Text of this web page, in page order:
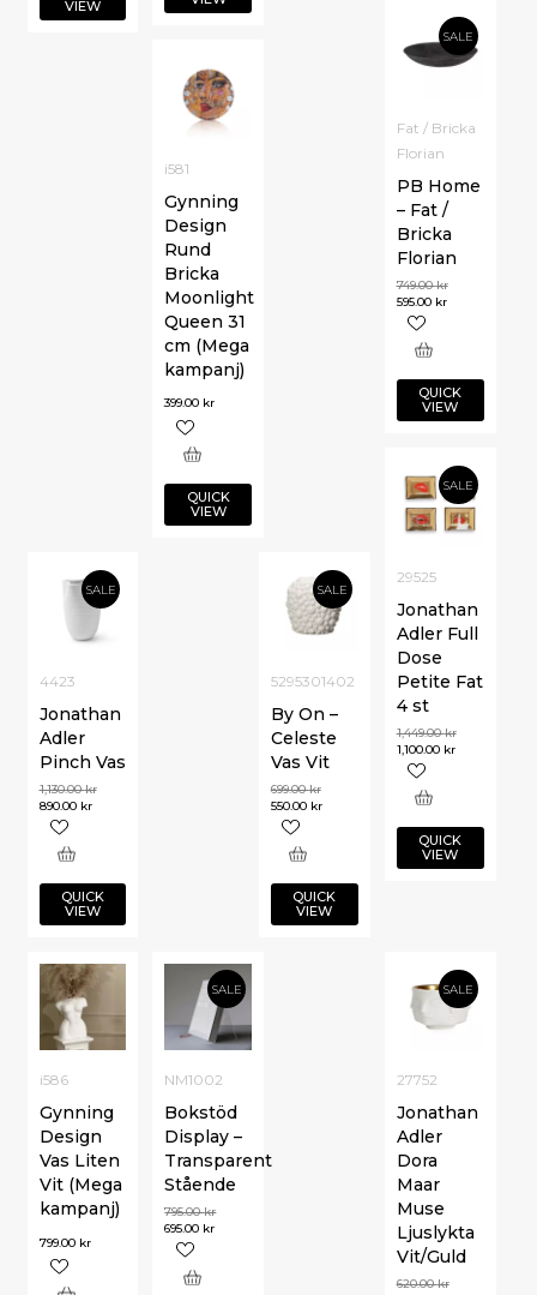
VIEW
SALE
Fat / Bricka
Florian
PB Home
– Fat /
Bricka
Florian
749.00kr
595.00 kr
QUICK
VIEW
i581
Gynning
Design
Rund
Bricka
Moonlight
Queen 31
cm (Mega
kampanj)
399.00 kr
QUICK
VIEW
SALE
29525
Jonathan
Adler Full
Dose
Petite Fat
4 st
1,449.00kr
1,100.00 kr
QUICK
VIEW
SALE
4423
Jonathan
Adler
Pinch Vas
1,130.00kr
890.00 kr
QUICK
VIEW
SALE
5295301402
By On –
Celeste
Vas Vit
699.00kr
550.00 kr
QUICK
VIEW
i586
Gynning
Design
Vas Liten
Vit (Mega
kampanj)
799.00 kr
SALE
27752
Jonathan
Adler
Dora
Maar
Muse
Ljuslykta
Vit/Guld
620.00kr
SALE
NM1002
Bokstöd
Display –
Transparent
Stående
795.00kr
695.00 kr